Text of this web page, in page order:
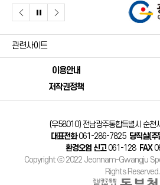
이용안내
저작권정책
관련사이트
(우58010) 전남광주통합특별시 순천
대표전화061-286-7825 당직실(주
환경오염 신고061-128 FAX
Copyright ⓒ 2022 Jeonnam-Gwangju
Rights Reserved.